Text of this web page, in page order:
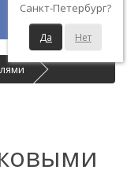
Санкт-Петербург?
Да Нет